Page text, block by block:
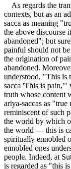
As regards the
contexts, but as an
sacca as meaning
the above discourse
abandoned"; but
painful should not
the origination of
abandoned.
understood, "This is
sacca 'This is pain,'"
truth whose content
ariya-saccas as
reminiscent of such
the world by which
the world — this is
spiritually ennobled
ennobled ones
people. Indeed, at
is regarded as "this